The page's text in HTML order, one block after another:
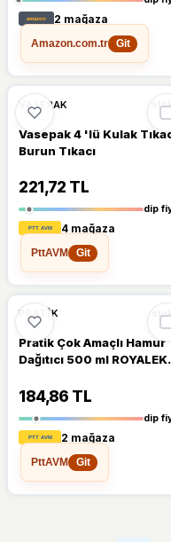
Eldiveni, Köpek Tüy
Tarama ve Toplama
Makinesi (Pembe)
2 mağaza
Amazon.com.tr
Git
%28 %28
VASEPAK
Vasepak 4 'lü Kulak
Burun Tıkacı
221,72 TL
dip
4 mağaza
PttAVM
Git
%16
PRATIK
Pratik Çok Amaçlı Hamur
Dağıtıcı 500 ml
184,86 TL
dip
2 mağaza
PttAVM
Git